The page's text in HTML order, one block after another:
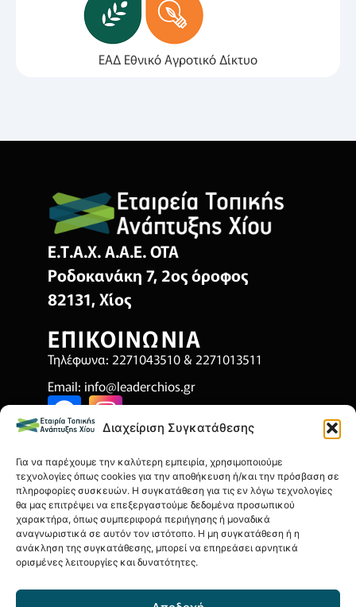
Διαχείριση Συγκατάθεσης
Για να παρέχουμε την καλύτερη εμπειρία, χρησιμοποιούμε
τεχνολογίες όπως cookies για την αποθήκευση ή/και την πρόσβαση σε
πληροφορίες συσκευών. Η συγκατάθεση για τις εν λόγω τεχνολογίες
θα μας επιτρέψει να επεξεργαστούμε δεδομένα προσωπικού
χαρακτήρα, όπως συμπεριφορά περιήγησης ή μοναδικά
αναγνωριστικά σε αυτόν τον ιστότοπο. Η μη συγκατάθεση ή η
ανάκληση της συγκατάθεσης, μπορεί να επηρεάσει αρνητικά
ορισμένες λειτουργίες και δυνατότητες.
ΕΑΔ Εθνικό Αγροτικό Δίκτυο
Ε.Τ.Α.Χ. Α.Α.Ε. ΟΤΑ
Ροδοκανάκη 7, 2ος όροφος
82131, Χίος
ΕΠΙΚΟΙΝΩΝΙΑ
Τηλέφωνα: 2271043510 & 2271013511
Email: info@leaderchios.gr
ΧΡΗΣΙΜΑ
Όροι Χρήσης
Πολιτική Απορρήτου
Πολιτική Cookies
Οικονομικά Στοιχεία